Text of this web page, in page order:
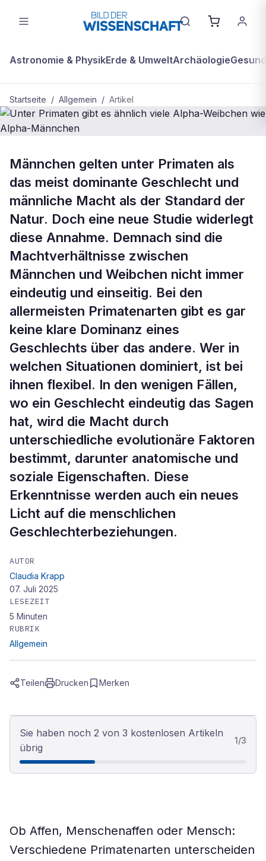
Astronomie & PhysikErde & UmweltArchäologie
Startseite / Allgemein / Artikel
BDW Plus ALLGEMEIN
Unter Primaten gibt es ähnlich viele
Alpha-Weibchen wie Alpha-
Männchen
Männchen gelten unter Primaten als
das meist dominante Geschlecht und
männliche Macht als der Standard der
Natur. Doch eine neue Studie widerlegt
diese Annahme. Demnach sind die
Machtverhältnisse zwischen
Männchen und Weibchen nicht immer
eindeutig und einseitig. Bei den
allermeisten Primatenarten gibt es gar
keine klare Dominanz eines
Geschlechts über das andere. Wer in
welchen Situationen dominiert, ist bei
ihnen flexibel. In den wenigen Fällen,
wo ein Geschlecht eindeutig das Sagen
hat, wird die Macht durch
unterschiedliche evolutionäre Faktoren
bestimmt, darunter anatomische und
soziale Eigenschaften. Diese
Erkenntnisse werden auch ein neues
Licht auf die menschlichen
Geschlechterbeziehungen.
AUTOR
Claudia Krapp
07. Juli 2025
LESEZEIT
5 Minuten
RUBRIK
Allgemein
Teilen Drucken Merken
Sie haben noch 2 von 3 kostenlosen Artikeln
übrig
1/3
Ob Affen, Menschenaffen oder Mensch:
Verschiedene Primatenarten unterscheiden